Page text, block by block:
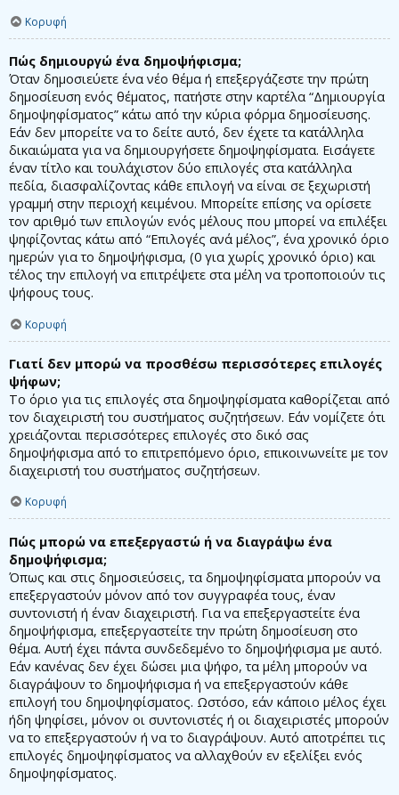
Κορυφή
Πώς δημιουργώ ένα δημοψήφισμα;
Όταν δημοσιεύετε ένα νέο θέμα ή επεξεργάζεστε την πρώτη
δημοσίευση ενός θέματος, πατήστε στην καρτέλα “Δημιουργία
δημοψηφίσματος” κάτω από την κύρια φόρμα δημοσίευσης.
Εάν δεν μπορείτε να το δείτε αυτό, δεν έχετε τα κατάλληλα
δικαιώματα για να δημιουργήσετε δημοψηφίσματα. Εισάγετε
έναν τίτλο και τουλάχιστον δύο επιλογές στα κατάλληλα
πεδία, διασφαλίζοντας κάθε επιλογή να είναι σε ξεχωριστή
γραμμή στην περιοχή κειμένου. Μπορείτε επίσης να ορίσετε
τον αριθμό των επιλογών ενός μέλους που μπορεί να επιλέξει
ψηφίζοντας κάτω από “Επιλογές ανά μέλος”, ένα χρονικό όριο
ημερών για το δημοψήφισμα, (0 για χωρίς χρονικό όριο) και
τέλος την επιλογή να επιτρέψετε στα μέλη να τροποποιούν τις
ψήφους τους.
Κορυφή
Γιατί δεν μπορώ να προσθέσω περισσότερες επιλογές
ψήφων;
Το όριο για τις επιλογές στα δημοψηφίσματα καθορίζεται από
τον διαχειριστή του συστήματος συζητήσεων. Εάν νομίζετε ότι
χρειάζονται περισσότερες επιλογές στο δικό σας
δημοψήφισμα από το επιτρεπόμενο όριο, επικοινωνείτε με τον
διαχειριστή του συστήματος συζητήσεων.
Κορυφή
Πώς μπορώ να επεξεργαστώ ή να διαγράψω ένα
δημοψήφισμα;
Όπως και στις δημοσιεύσεις, τα δημοψηφίσματα μπορούν να
επεξεργαστούν μόνον από τον συγγραφέα τους, έναν
συντονιστή ή έναν διαχειριστή. Για να επεξεργαστείτε ένα
δημοψήφισμα, επεξεργαστείτε την πρώτη δημοσίευση στο
θέμα. Αυτή έχει πάντα συνδεδεμένο το δημοψήφισμα με αυτό.
Εάν κανένας δεν έχει δώσει μια ψήφο, τα μέλη μπορούν να
διαγράψουν το δημοψήφισμα ή να επεξεργαστούν κάθε
επιλογή του δημοψηφίσματος. Ωστόσο, εάν κάποιο μέλος έχει
ήδη ψηφίσει, μόνον οι συντονιστές ή οι διαχειριστές μπορούν
να το επεξεργαστούν ή να το διαγράψουν. Αυτό αποτρέπει τις
επιλογές δημοψηφίσματος να αλλαχθούν εν εξελίξει ενός
δημοψηφίσματος.